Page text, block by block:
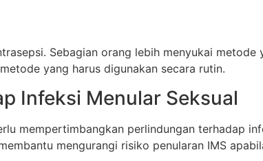
Sebagian orang lebih menyukai
yang harus digunakan secara rutin.
Infeksi Menular Seksual
mempertimbangkan perlindungan terhadap
mengurangi risiko penularan IMS